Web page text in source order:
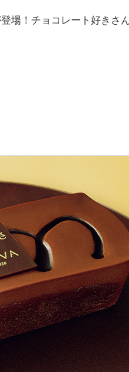
場！チョコレート好きさ